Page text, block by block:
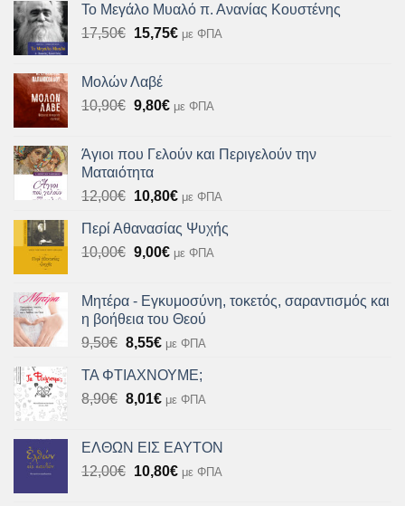
10,90€.είναι:
9,81€.
Το Μεγάλο Μυαλό π. Ανανίας Κουστένης
17,50€ Original
17,50€.
15,75€Η
15,75€.
με ΦΠΑ
Μολών Λαβέ
10,90€ Original
10,90€.
9,80€Η
είναι:
με ΦΠΑ
Άγιοι που Γελούν και Περιγελούν την
Ματαιότητα
12,00€ Original
was:
12,00€.
10,80€Η
τιμή
είναι:
με ΦΠΑ
Περί Αθανασίας Ψυχής
10,00€ Original
10,00€.
9,00€Η
είναι:
9,00€.
με ΦΠΑ
Μητέρα - Εγκυμοσύνη, τοκετός, σαραντισμός και
η βοήθεια του Θεού
9,50€ Original
was:
9,50€.
8,55€Η
τιμή
είναι:
με ΦΠΑ
ΤΑ ΦΤΙΑΧΝΟΥΜΕ;
8,90€ Original
8,90€.
8,01€Η
είναι:
8,01€.
με ΦΠΑ
ΕΛΘΩΝ ΕΙΣ ΕΑΥΤΟΝ
12,00€ Original
10,80€Ημε ΦΠΑ